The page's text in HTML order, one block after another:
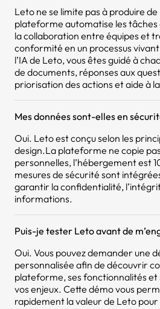
Leto ne se limite pas à produire
plateforme automatise les
la collaboration entre équipes et
conformité en un processus
l’IA de Leto, vous êtes guidé à
de documents, réponses aux
priorisation des actions et aide à
Mes données sont-elles en
Oui. Leto est conçu selon les
design.La plateforme ne copie
personnelles, l’hébergement est
mesures de sécurité sont
garantir la confidentialité,
informations.
Puis-je tester Leto avant de
Oui. Vous pouvez demander une
personnalisée afin de découvrir
plateforme, ses fonctionnalités et
vos enjeux. Cette démo vous
rapidement la valeur de Leto